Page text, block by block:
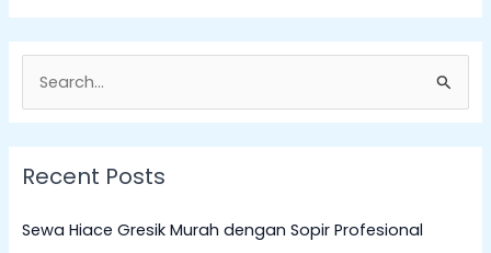
e
a
rRecent Posts
Sewa Hiace Gresik Murah dengan Sopir Profesional